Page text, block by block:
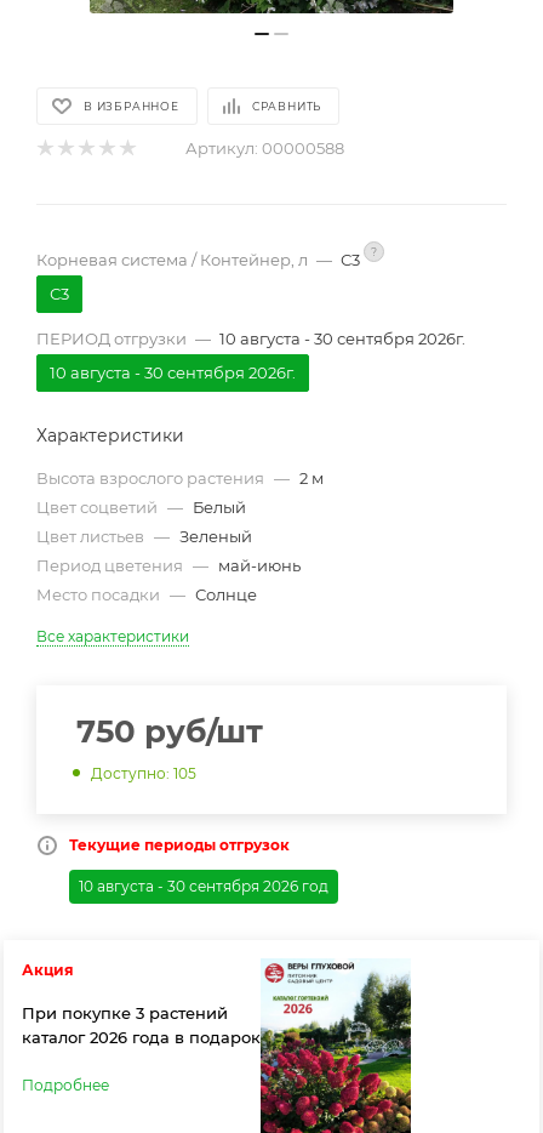
В ИЗБРАННОЕ СРАВНИТЬ
Артикул: 00000588
Корневая система / Контейнер, л — С3 ?
С3
ПЕРИОД отгрузки — 10 августа - 30 сентября 2026г.
10 августа - 30 сентября 2026г.
Характеристики
Высота взрослого растения — 2 м
Цвет соцветий — Белый
Цвет листьев — Зеленый
Период цветения — май-июнь
Место посадки — Солнце
Все характеристики
750 руб/шт
Доступно: 105
Текущие периоды отгрузок
10 августа - 30 сентября 2026 год
Акция
При покупке 3 растений
каталог 2026 года в подарок
Подробнее